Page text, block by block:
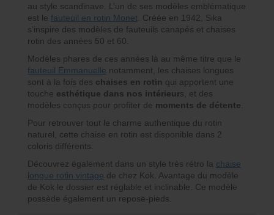
au style scandinave. L’un de ses modèles emblématique
est le fauteuil en rotin Monet . Créée en 1942, Sika
s’inspire des modèles de fauteuils canapés et chaises
rotin des années 50 et 60.
Modèles phares de ces années là au même titre que le
fauteuil Emmanuelle notamment, les chaises longues
sont à la fois des chaises en rotin qui apportent une
touche esthétique dans nos intérieurs, et des
modèles conçus pour profiter de moments de détente
Pour retrouver tout le charme authentique du rotin
naturel, cette chaise en rotin est disponible dans 2
coloris différents.
Découvrez également dans un style très rétro la chaise
longue rotin vintage de chez Kok. Avantage du modèle
de Kok le dossier est réglable et inclinable. Ce modèle
possède également un repose-pieds.